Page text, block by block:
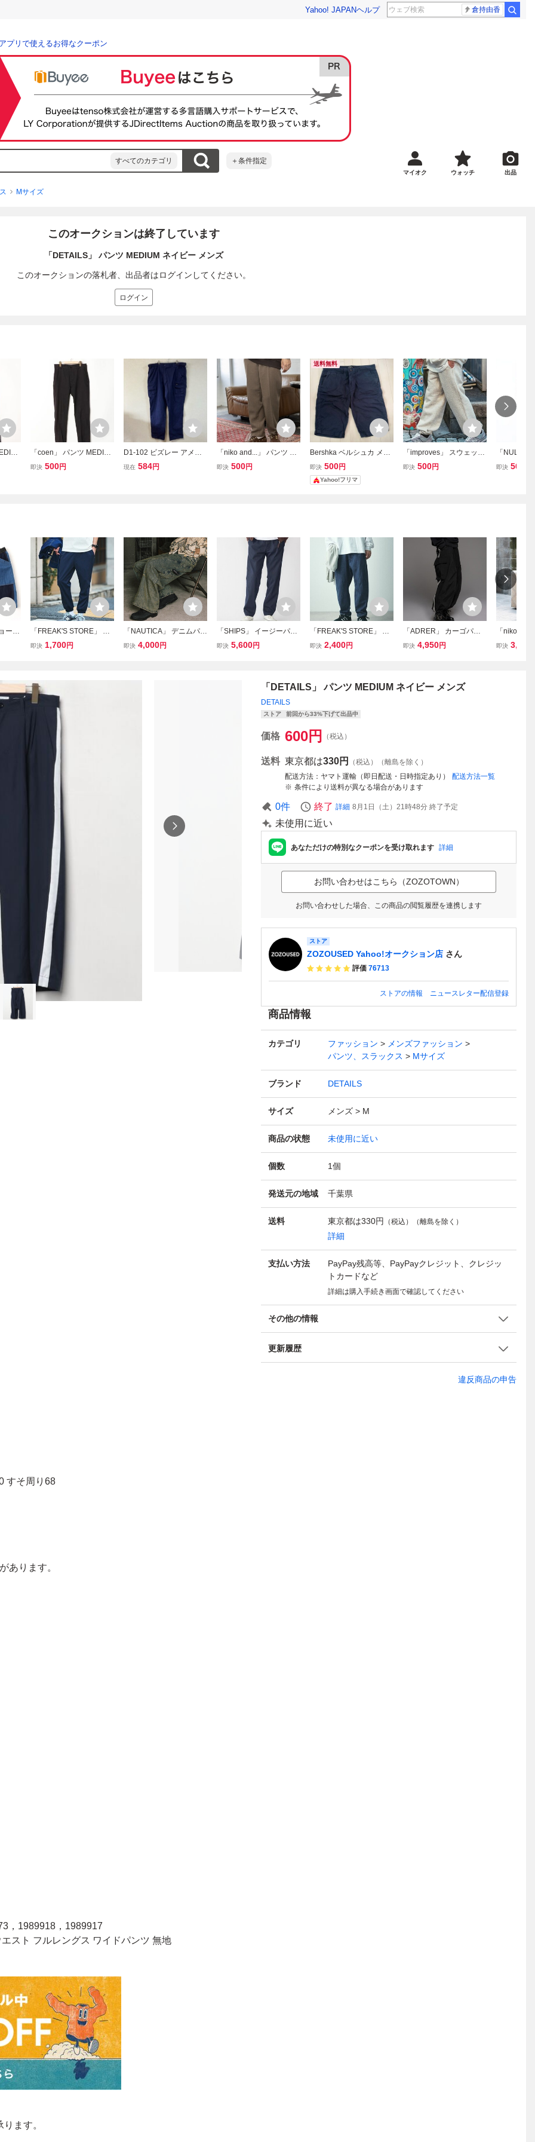
Yahoo! JAPANヘルプ 倉持由香
プリで使えるお得なクーポン
すべてのカテゴリ ＋条件指定
マイオク ウォッチ 出品
Mサイズ
このオークションは終了しています
「DETAILS」 パンツ MEDIUM ネイビー メンズ
このオークションの落札者、出品者はログインしてください。
ログイン
「coen」 パンツ MEDIU
M ブラック メンズ
即決 500円
D1-102 ビズレー アメリ
カ古着 中国製 107R コッ
現在 584円
「niko and...」 パンツ ME
DIUM ブラウン メンズ
即決 500円
送料無料
Bershka ベルシュカ メン
ズ ハーフパンツ ショート
パンツ ネイビー EUR44
即決 500円
Yahoo!フリマ
「improves」 スウェット
パンツ MEDIUM オートミ
即決 500円
「NULL」
MEDIUM
即決 500
ート
「FREAK'S STORE」 パ
ンツ MEDIUM ネイビー
即決 1,700円
「NAUTICA」 デニムパン
ツ MEDIUM ネイビー メ
即決 4,000円
「SHIPS」 イージーパン
ツ MEDIUM ネイビー メ
即決 5,600円
「FREAK'S STORE」 チ
ノパンツ MEDIUM ネイビ
即決 2,400円
「ADRER」 カーゴパン
ツ MEDIUM ブラック メ
即決 4,950円
「niko
ンツ
即決 3,200
「DETAILS」 パンツ MEDIUM ネイビー メンズ
DETAILS
ストア 前回から33%下げて出品中
価格 600円 （税込）
送料 東京都は330円
（税込）（離島を除く）
配送方法
ヤマト運輸（即日配送・日時指定あり）
配送方法一覧
条件により送料が異なる場合があります
0件 終了 詳細 8月1日（土）21時48分 終了予定
未使用に近い
あなただけの特別なクーポンを受け取れます 詳細
お問い合わせはこちら（ZOZOTOWN）
お問い合わせした場合、この商品の閲覧履歴を連携します
ストア
ZOZOUSED Yahoo!オークション店 さん
評価 76713
ストアの情報 ニュースレター配信登録
商品情報
カテゴリ ファッション
メンズファッション
パンツ、スラックス
Mサイズ
ブランド DETAILS
サイズ メンズ M
商品の状態 未使用に近い
個数 1個
発送元の地域 千葉県
送料 東京都は330円 （税込）（離島を除く）
詳細
支払い方法
PayPay残高等、PayPayクレジット、クレジッ
トカードなど
詳細は購入手続き画面で確認してください
その他の情報
更新履歴
違反商品の申告